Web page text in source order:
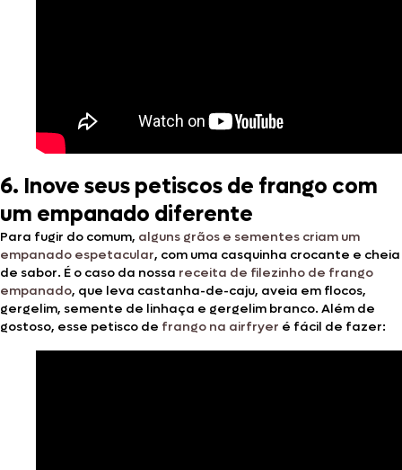
6. Inove seus petiscos de frango com
um empanado diferente
Para fugir do comum, alguns grãos e sementes criam um
empanado espetacular, com uma casquinha crocante e cheia
de sabor. É o caso da nossa receita de filezinho de frango
empanado, que leva castanha-de-caju, aveia em flocos,
gergelim, semente de linhaça e gergelim branco. Além de
gostoso, esse petisco de frango na airfryer é fácil de fazer: